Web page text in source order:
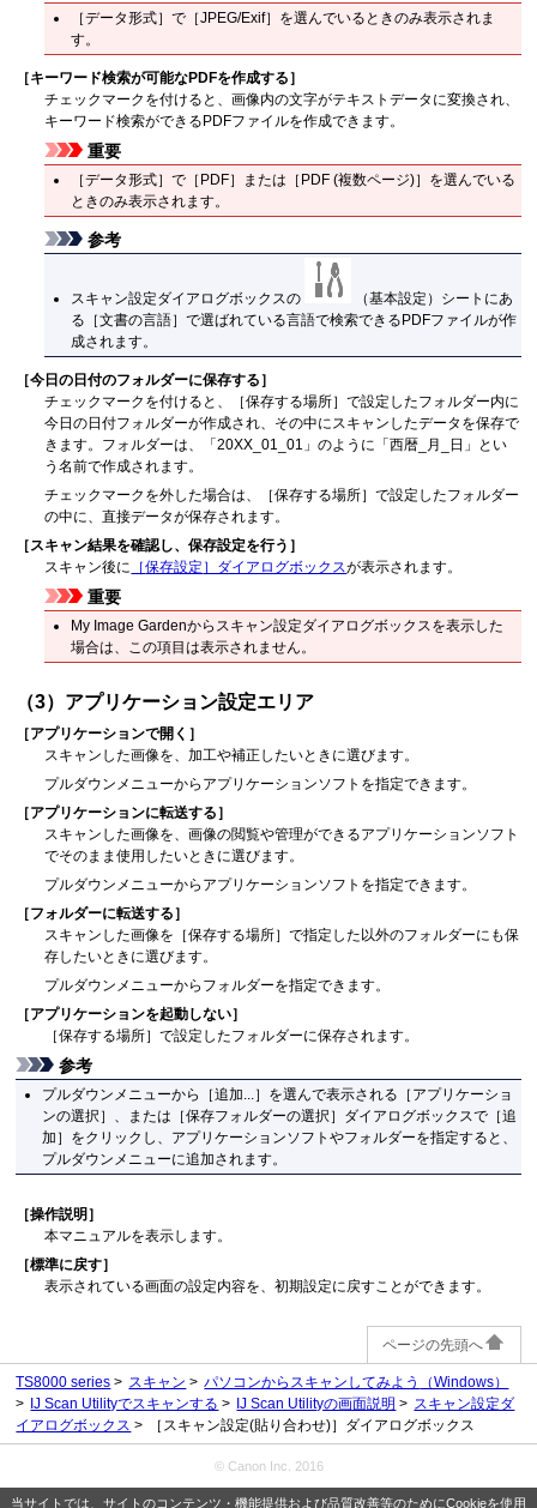
当サイトでは、サイトのコンテンツ・機能提供および品質改善等のためにCookieを使用
［データ形式］で［JPEG/Exif］を選んでいるときのみ表示されま
す。
［キーワード検索が可能なPDFを作成する］
チェックマークを付けると、画像内の文字がテキストデータに変換され、
キーワード検索ができるPDFファイルを作成できます。
重要
［データ形式］で［ PDF］または［ PDF (複数ページ)］を選んでいる
ときのみ表示されます。
参考
スキャン設定ダイアログボックスの
（基本設定）シートにあ
る［文書の言語］で選ばれている言語で検索できる PDFファイルが作
成されます。
［今日の日付のフォルダーに保存する］
チェックマークを付けると、［保存する場所］で設定したフォルダー内に
今日の日付フォルダーが作成され、その中にスキャンしたデータを保存で
きます。 フォルダーは、「20XX_01_01」のように「西暦_月_日」とい
う名前で作成されます。
チェックマークを外した場合は、［保存する場所］で設定したフォルダー
の中に、直接データが保存されます。
［ スキャン結果を確認し、保存設定を行う ］
スキャン後に
［保存設定 ］ダイアログボックスが表示されます。
重要
My Image Gardenからスキャン設定ダイアログボックスを表示した
場合は、この項目は表示されません。
（3）アプリケーション設定エリア
［アプリケーションで開く ］
スキャンした画像を、加工や補正したいときに選びます。
プルダウンメニューからアプリケーションソフトを指定できます。
［アプリケーションに転送する］
スキャンした画像を、画像の閲覧や管理ができるアプリケーションソフト
でそのまま使用したいときに選びます。
プルダウンメニューからアプリケーションソフトを指定できます。
［フォルダーに転送する］
スキャンした画像を［保存する場所］で指定した以外のフォルダーにも保
存したいときに選びます。
プルダウンメニューからフォルダーを指定できます。
［アプリケーションを起動しない］
［保存する場所］で設定したフォルダーに保存されます。
参考
プルダウンメニューから［追加... ］を選んで表示される［ アプリケーショ
ンの選択 ］、または［保存フォルダーの選択 ］ダイアログボックスで［追
加 ］をクリックし、アプリケーションソフトやフォルダーを指定すると、
プルダウンメニューに追加されます。
［操作説明 ］
本マニュアルを表示します。
［標準に戻す］
表示されている画面の設定内容を、初期設定に戻すことができます。
ページの先頭へ
TS8000 series スキャン パソコンからスキャンしてみよう
（Windows）
IJ Scan Utilityでスキャンする
IJ Scan Utilityの画面説明
スキャン設定ダ
イアログボックス
［スキャン設定(貼り合わせ)］ダイアログボックス
© Canon Inc. 2016